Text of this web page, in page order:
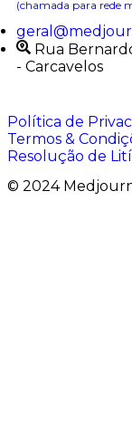
(chamada para rede
Rua
- Carcavelos
Política de
Termos &
Resolução de
© 2024